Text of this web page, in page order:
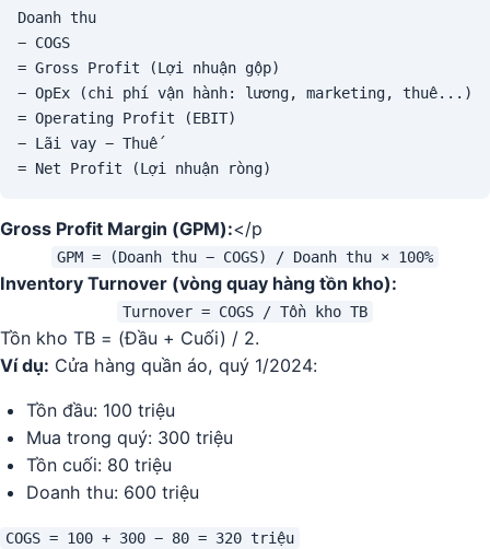
Doanh thu
− COGS
= Gross Profit (Lợi nhuận gộp)
− OpEx (chi phí vận hành: lương, marketing, thuê...)
= Operating Profit (EBIT)
− Lãi vay − Thuế
= Net Profit (Lợi nhuận ròng)
Gross Profit Margin (GPM):</p
GPM = (Doanh thu − COGS) / Doanh thu × 100%
Inventory Turnover (vòng quay hàng tồn kho):
Turnover = COGS / Tồn kho TB
Tồn kho TB = (Đầu + Cuối) / 2.
Ví dụ: Cửa hàng quần áo, quý 1/2024:
Tồn đầu: 100 triệu
Mua trong quý: 300 triệu
Tồn cuối: 80 triệu
Doanh thu: 600 triệu
COGS = 100 + 300 − 80 = 320 triệu